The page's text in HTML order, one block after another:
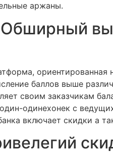
аржаны.
Обширный
ориентированная
баллов выше
своим заказчикам
одинехонек с
включает скидки а